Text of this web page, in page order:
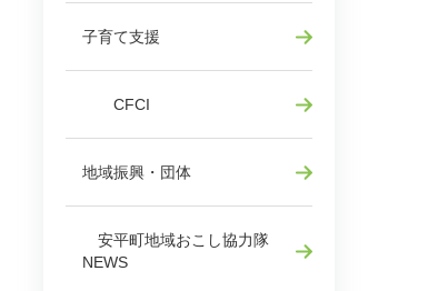
子育て支援
CFCI
地域振興・団体
安平町地域おこし協力隊
NEWS